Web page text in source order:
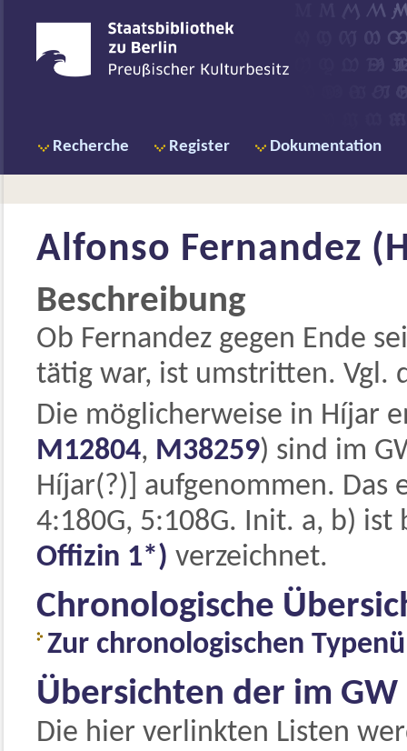
Recherche Register Dokumentation
Alfonso Fernandez
Beschreibung
Ob Fernandez gegen Ende
tätig war, ist umstritten. Vgl.
Die möglicherweise in Híjar
M12804, M38259) sind im
Híjar(?)] aufgenommen. Das
4:180G, 5:108G. Init. a, b) ist
Offizin 1*) verzeichnet.
Chronologische
Zur chronologischen
Übersichten der im
Die hier verlinkten Listen